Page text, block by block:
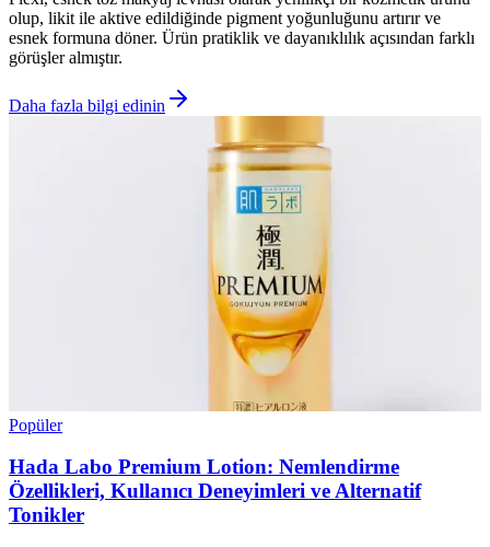
olup, likit ile aktive edildiğinde pigment yoğunluğunu artırır ve
esnek formuna döner. Ürün pratiklik ve dayanıklılık açısından farklı
görüşler almıştır.
Daha fazla bilgi edinin
Popüler
Hada Labo Premium Lotion: Nemlendirme
Özellikleri, Kullanıcı Deneyimleri ve Alternatif
Tonikler